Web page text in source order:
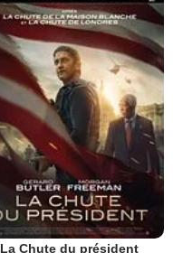
La Chute du président